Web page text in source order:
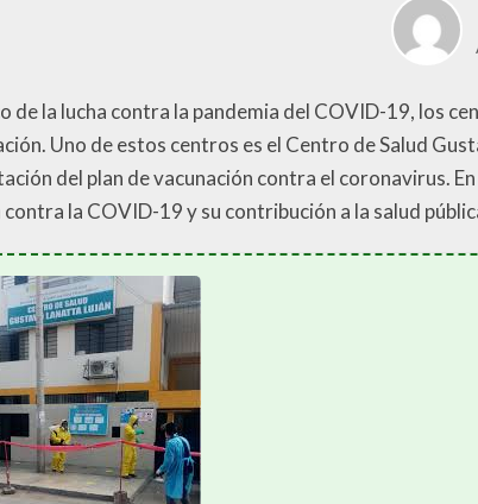
de la lucha contra la pandemia del COVID-19, los
Uno de estos centros es el Centro de Salud
del plan de vacunación contra el coronavirus.
contra la COVID-19 y su contribución a la salud